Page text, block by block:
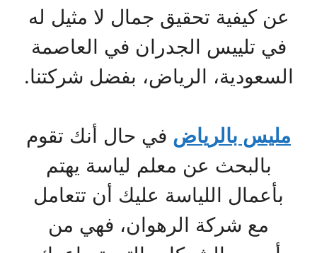
عن كيفية تحقيق جمال لا مثيل له
في تلييس الجدران في العاصمة
السعودية، الرياض، بفضل شركتنا.
مليس بالرياض في حال أنك تقوم
بالبحث عن معلم لياسة يهتم
بأعمال اللياسة عليك أن تتعامل
مع شركة الرهوان، فهي من